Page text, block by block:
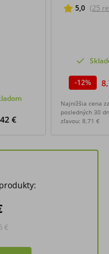
€
5,0 (25
-12%
Najnižšia cena
posledných 30
zľavou: 8,71 €
€